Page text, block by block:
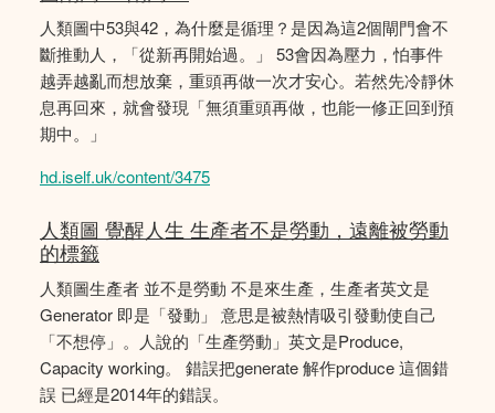
人類圖中53與42，為什麼是循理？是因為這2個閘門會不
斷推動人，「從新再開始過。」 53會因為壓力，怕事件
越弄越亂而想放棄，重頭再做一次才安心。若然先冷靜休
息再回來，就會發現「無須重頭再做，也能一修正回到預
期中。」
hd.iself.uk/content/3475
人類圖 覺醒人生 生產者不是勞動，遠離被勞動
的標籤
人類圖生產者 並不是勞動 不是來生產，生產者英文是
Generator 即是「發動」 意思是被熱情吸引發動使自己
「不想停」。人說的「生產勞動」英文是Produce,
Capacity working。 錯誤把generate 解作produce 這個錯
誤 已經是2014年的錯誤。